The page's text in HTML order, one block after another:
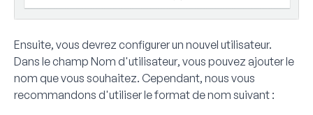
Ensuite, vous devrez configurer un nouvel utilisateur.
Dans le champ Nom d'utilisateur, vous pouvez ajouter le
nom que vous souhaitez. Cependant, nous vous
recommandons d'utiliser le format de nom suivant :